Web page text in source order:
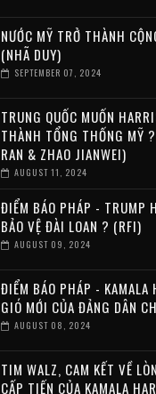
NƯỚC MỸ TRỞ THÀNH
(NHÃ DUY)
SEPTEMBER 07, 2024
TRUNG QUỐC MUỐN
THÀNH TỔNG THỐNG MỸ
RAN & ZHAO JIANWEI)
AUGUST 11, 2024
ĐIỂM BÁO PHÁP - TRUMP
BẢO VỆ ĐÀI LOAN ? (RFI)
AUGUST 09, 2024
ĐIỂM BÁO PHÁP - KAMALA
GIÓ MỚI CỦA ĐẢNG DÂN
AUGUST 08, 2024
TIM WALZ, CAM KẾT VỀ
CẤP TIẾN CỦA KAMALA